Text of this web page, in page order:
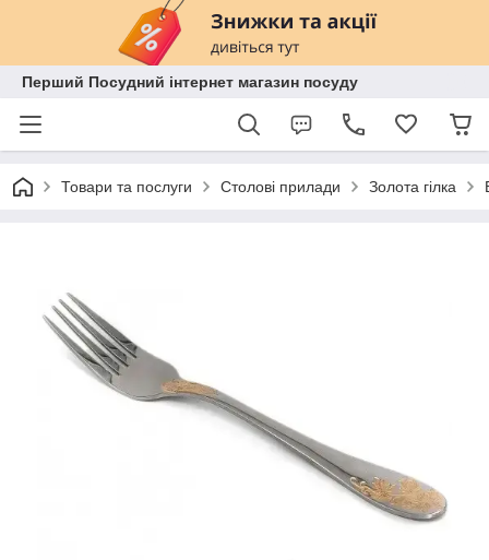
Перший Посудний інтернет магазин посуду
Товари та послуги Столові прилади Золота гілка